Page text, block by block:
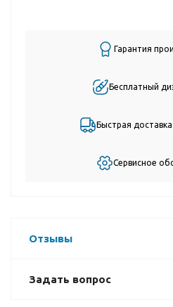
Гарантия
Бесплатный
Быстрая
Сервисное
Отзывы
Задать вопрос